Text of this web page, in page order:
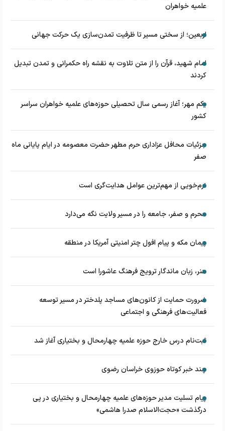
علمیه خواهران
اربعین؛ از سختی مسیر تا ظرفیت تمدن‌سازی یک حرکت جهانی
امام شهید، قرآن را از متن تلاوت به نقشه راه حکمرانی و تمدن تبدیل
کردند
یکم مهر؛ آغاز رسمی سال تحصیلی حوزه‌های علمیه خواهران سراسر
کشور
جزئیات محافل عزاداری حرم مطهر حضرت معصومه در ایام پایانی ماه
صفر
نرم‌خویی از مهم‌ترین عوامل هدایت‌گری است
محرم و صفر، جامعه را در مسیر ولایت نگه می‌دارد
پیمان مکه و پیام افول چتر امنیتی آمریکا در منطقه
هنر، زبان ماندگار ترویج فرهنگ عاشورا است
ضرورت حمایت از کانون‌های مساجد پلدختر در مسیر توسعه
فعالیت‌های فرهنگی و اجتماعی
ثبت‌نام درس خارج حوزه علمیه چهارمحال و بختیاری آغاز شد
چند خبر کوتاه حوزوی خراسان رضوی
پیام تسلیت مدیر حوزه‌های علمیه چهارمحال و بختیاری در پی
درگذشت «حجت‌الاسلام صدرا هاشمی»